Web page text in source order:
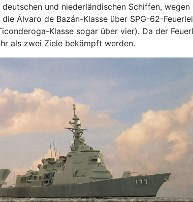
deutschen und niederländischen Schiffen,
Álvaro de Bazán-Klasse über SPG-62-
Klasse sogar über vier). Da der
als zwei Ziele bekämpft werden.